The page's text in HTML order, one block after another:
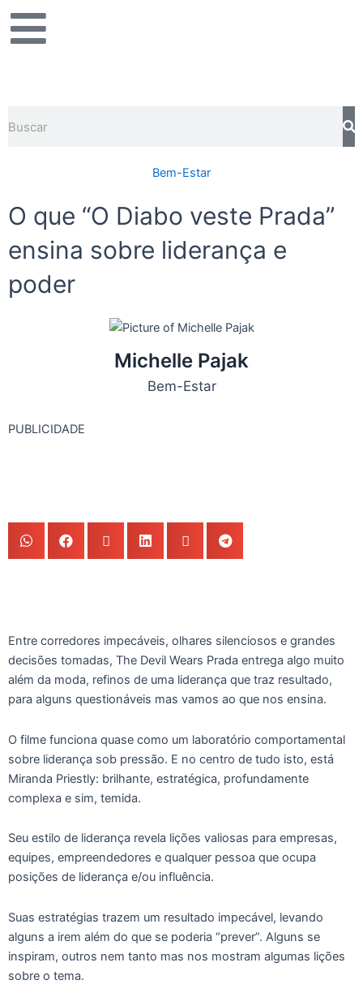
para
Bem-Estar
O que “O Diabo veste Prada”
ensina sobre liderança e
poder
Michelle Pajak
Bem-Estar
PUBLICIDADE
Entre corredores impecáveis, olhares silenciosos e grandes
decisões tomadas, The Devil Wears Prada entrega algo muito
além da moda, refinos de uma liderança que traz resultado,
para alguns questionáveis mas vamos ao que nos ensina.
O filme funciona quase como um laboratório comportamental
sobre liderança sob pressão. E no centro de tudo isto, está
Miranda Priestly: brilhante, estratégica, profundamente
complexa e sim, temida.
Seu estilo de liderança revela lições valiosas para empresas,
equipes, empreendedores e qualquer pessoa que ocupa
posições de liderança e/ou influência.
Suas estratégias trazem um resultado impecável, levando
alguns a irem além do que se poderia “prever”. Alguns se
inspiram, outros nem tanto mas nos mostram algumas lições
sobre o tema.